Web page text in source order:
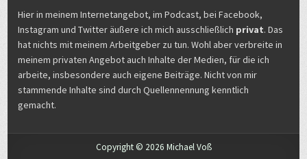
Hier in meinem Internetangebot, im Podcast, bei Facebook,
Instagram und Twitter äußere ich mich ausschließlich privat. Das
hat nichts mit meinem Arbeitgeber zu tun. Wohl aber verbreite in
meinem privaten Angebot auch Inhalte der Medien, für die ich
arbeite, insbesondere auch eigene Beiträge. Nicht von mir
stammende Inhalte sind durch Quellennennung kenntlich
gemacht.
Copyright © 2026 Michael Voß